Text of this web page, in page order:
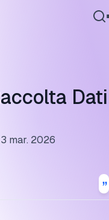
Dati
3 mar. 2026
dati IA
mercato